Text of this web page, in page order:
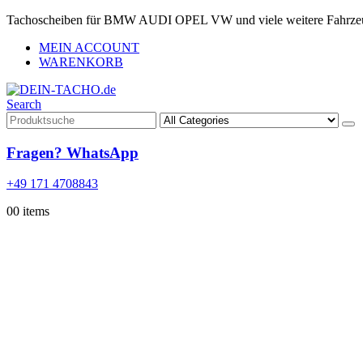
Tachoscheiben für BMW AUDI OPEL VW und viele weitere
MEIN ACCOUNT
WARENKORB
Search
Fragen? WhatsApp
+49 171 4708843
00 items